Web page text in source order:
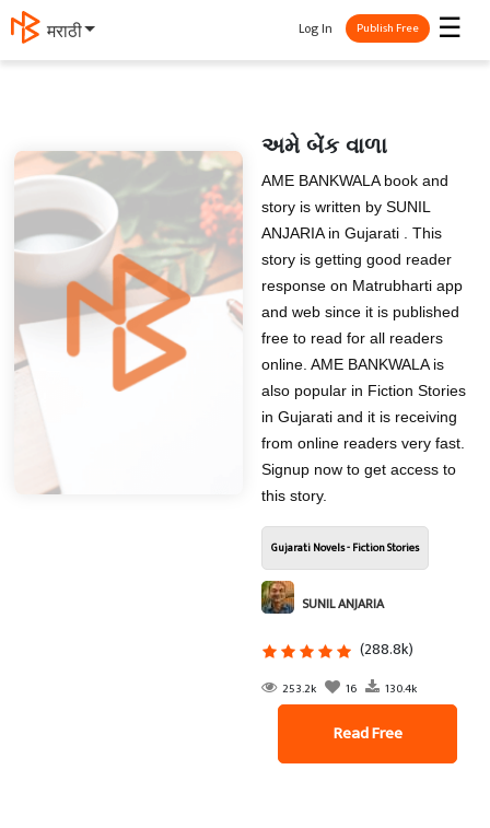
मराठी ☰
Log In Publish Free
અમે બેંક વાળા
AME BANKWALA book and
story is written by SUNIL
ANJARIA in Gujarati . This
story is getting good reader
response on Matrubharti app
and web since it is published
free to read for all readers
online. AME BANKWALA is
also popular in Fiction Stories
in Gujarati and it is receiving
from online readers very fast.
Signup now to get access to
this story.
Gujarati Novels - Fiction Stories
SUNIL ANJARIA
(288.8k)
253.2k 16 130.4k
Read Free